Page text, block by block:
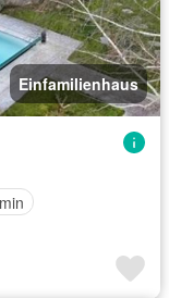
Einfamilienhaus